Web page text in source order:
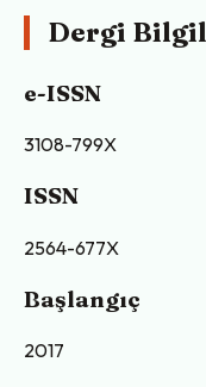
Dergi
e-ISSN
3108-799X
ISSN
2564-677X
Başlangıç
2017